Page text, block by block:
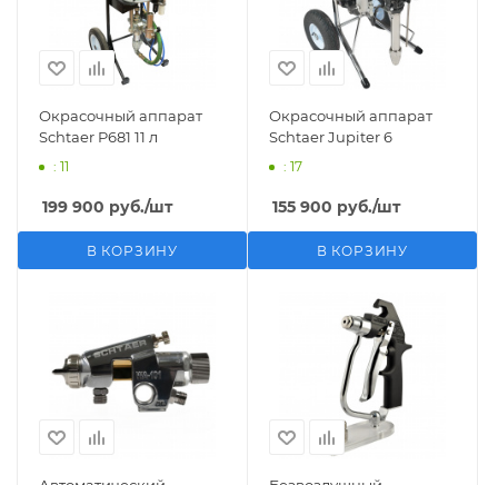
Окрасочный аппарат
Schtaer P681 11 л
: 11
199 900 руб./шт
В КОРЗИНУ
Окрасочный аппарат
Schtaer Jupiter 6
: 17
155 900 руб./шт
В КОРЗИНУ